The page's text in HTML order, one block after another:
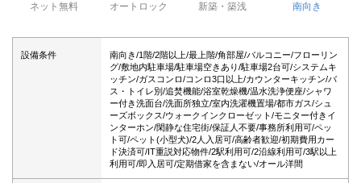
ネット無料 オートロック 新築・築浅 南向き
設備条件
南向き/1階/2階以上/最上階/角部屋/バルコニー/フローリン
グ/敷地内駐車場/駐車場空きあり/駐車場2台可/システムキ
ッチン/ガスコンロ/コンロ3口以上/カウンターキッチン/バ
ス・トイレ別/追焚機能/浴室乾燥機/温水洗浄便座/シャワ
ー付き洗面台/洗面所独立/室内洗濯機置場/都市ガス/シュ
ーズボックス/ウォークインクローゼット/モニター付きイ
ンターホン/閑静な住宅街/保証人不要/事務所利用可/ペッ
ト可/ペット(小型犬)/2人入居可/高齢者歓迎/初期費用カー
ド決済可/IT重説対応物件/2駅利用可/2沿線利用可/3駅以上
利用可/即入居可/定期借家を含まない/オール洋間